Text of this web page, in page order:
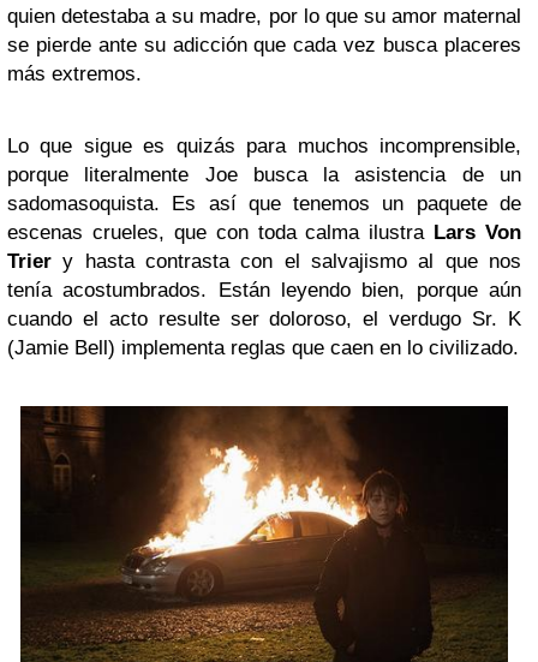
quien detestaba a su madre, por lo que su amor maternal
se pierde ante su adicción que cada vez busca placeres
más extremos.
Lo que sigue es quizás para muchos incomprensible,
porque literalmente Joe busca la asistencia de un
sadomasoquista. Es así que tenemos un paquete de
escenas crueles, que con toda calma ilustra Lars Von
Trier y hasta contrasta con el salvajismo al que nos
tenía acostumbrados. Están leyendo bien, porque aún
cuando el acto resulte ser doloroso, el verdugo Sr. K
(Jamie Bell) implementa reglas que caen en lo civilizado.